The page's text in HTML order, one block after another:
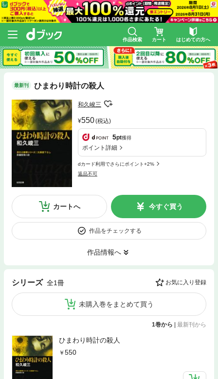
作品検索 カート はじめての方へ
最新刊 ひまわり時計の殺人
和久峻三
550(税込)
5pt獲得
ポイント詳細
dカード利用でさらにポイント+2%
返品不可
カートへ 今すぐ買う
作品をチェックする
作品情報へ
シリーズ 全1冊 お気に入り登録
未購入巻をまとめて買う
1巻から | 最新刊から
ひまわり時計の殺人
550